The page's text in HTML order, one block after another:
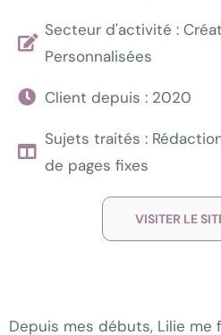
Secteur d'activité :
Personnalisées
Client depuis : 2020
Sujets traités :
de pages fixes
VISITER LE
Depuis mes débuts, Lilie